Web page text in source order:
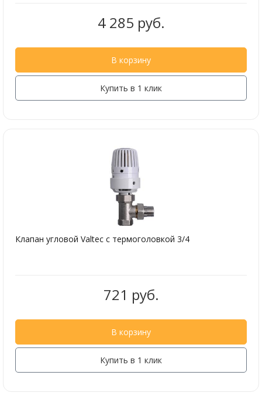
4 285 руб.
В корзину
Купить в 1 клик
Клапан угловой Valtec с термоголовкой 3/4
721 руб.
В корзину
Купить в 1 клик